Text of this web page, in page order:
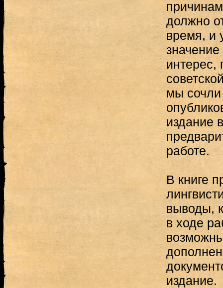
должно
время, и
интерес,
мы
издание
работе.
В книге
выводы,
в ходе
издание.